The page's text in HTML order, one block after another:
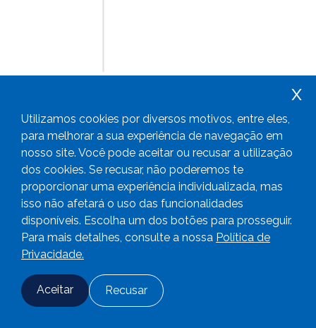
Fale conosco Adesão
x
Utilizamos cookies por diversos motivos, entre eles,
para melhorar a sua experiência de navegação em
nosso site. Você pode aceitar ou recusar a utilização
dos cookies. Se recusar, não poderemos te
proporcionar uma experiência individualizada, mas
isso não afetará o uso das funcionalidades
disponíveis. Escolha um dos botões para prosseguir.
Para mais detalhes, consulte a nossa Política de
Privacidade.
Aceitar Recusar